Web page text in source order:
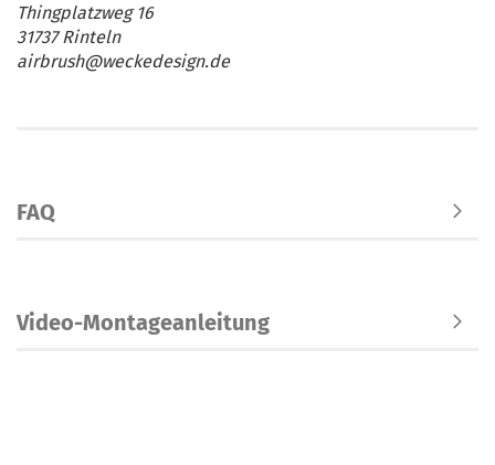
Thingplatzweg 16
31737 Rinteln
airbrush@weckedesign.de
FAQ
Video-Montageanleitung